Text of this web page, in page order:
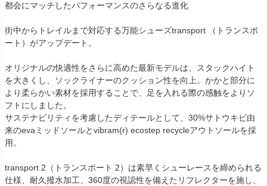
都会にマッチしたパフォーマンスのさらなる進化
街中からトレイルまで対応する万能シューズtransport （トランスポ
ート）がアップデート。
オリジナルの快適性をさらに高めた最新モデルは、スタックハイト
を大きくし、ソックライナーのクッション性を向上。かかと部分に
より柔らかい素材を採用することで、足を入れる際の感触をよりソ
フトにしました。
サステナビリティを考慮したディテールとして、30%サトウキビ由
来のevaミッドソールとvibram(r) ecostep recycleアウトソールを採
用。
transport 2（トランスポート 2）は素早くシューレースを締められる
仕様、耐久撥水加工、360度の視認性を備えたリフレクターを施し、